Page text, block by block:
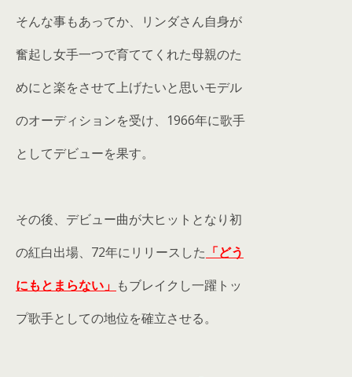
そんな事もあってか、リンダさん自身が
奮起し女手一つで育ててくれた母親のた
めにと楽をさせて上げたいと思いモデル
のオーディションを受け、1966年に歌手
としてデビューを果す。
その後、デビュー曲が大ヒットとなり初
の紅白出場、72年にリリースした 「どう
にもとまらない」 もブレイクし一躍トッ
プ歌手としての地位を確立させる。